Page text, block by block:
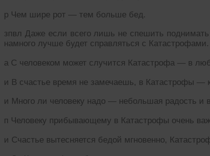
р Чем шире рот — тем больше бед.
зпвл Даже если всего лишь не спешить
намного лучше будет справляться с Катастрофами.
а С человеком может случится Катастрофа — в
и В счастье время не замечаешь, в Катастрофы —
и Много ли человеку надо — небольшая радость и
п Человеку прибывающему в Катастрофы очень
и Счастье вытесняется бедой мгновенно,